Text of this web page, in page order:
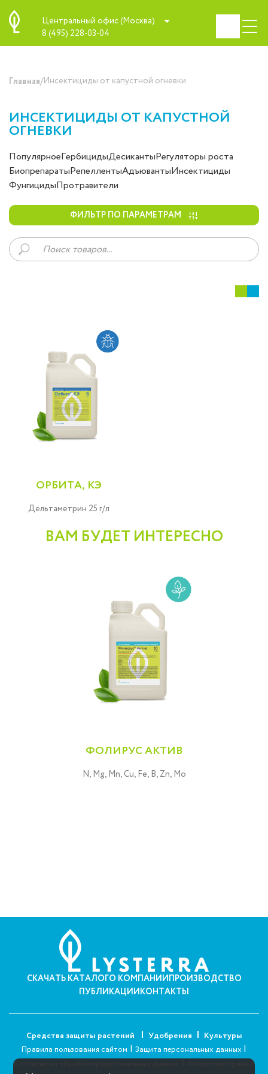
Центральный офис (Москва)
8 (495) 228-03-04
Главная/Инсектициды от капустной огневки
ИНСЕКТИЦИДЫ ОТ КАПУСТНОЙ
ОГНЕВКИ
ПопулярноеГербицидыДесикантыРегуляторы роста
БиопрепаратыРепеллентыАдъювантыИнсектициды
ФунгицидыПротравители
ФИЛЬТР ПО ПАРАМЕТРАМ
Поиск
товаров
ОРБИТА, КЭ
Дельтаметрин 25 г/л
ВАМ БУДЕТ ИНТЕРЕСНО
ФОЛИРУС АКТИВ
N, Mg, Mn, Cu, Fe, B, Zn, Mo
СКАЧАТЬ КАТАЛОГО КОМПАНИИПРОИЗВОДСТВО
ПУБЛИКАЦИИКОНТАКТЫ
Средства защиты растений Удобрения Культуры
Правила пользования сайтом | Защита персональных данных |
Согласие на обработку персональных данных |